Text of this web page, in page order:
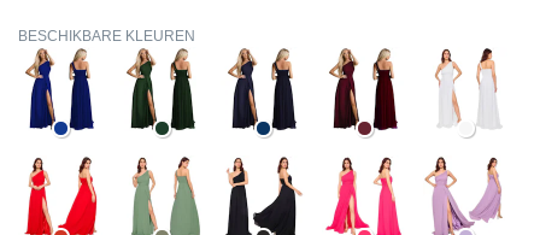
BESCHIKBARE KLEUREN